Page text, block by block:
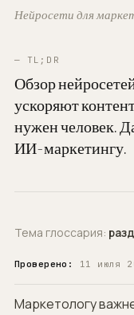
Нейросети для
— TL;DR
Обзор
ускоряют
нужен человек.
ИИ-маркетингу.
Тема глоссария:
Проверено: 11 июля
Маркетологу